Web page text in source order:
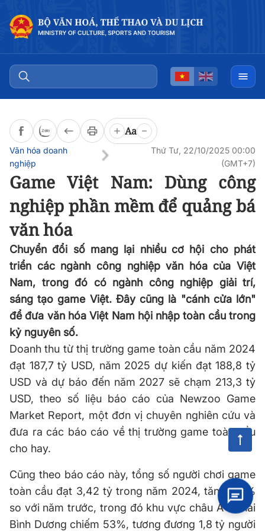
Aa
Văn hóa doanh
nghiệp
Thứ Tư, 22/10/2025 00:00
(GMT+7)
Game Việt Nam: Dùng công
nghiệp phần mềm để quảng bá
văn hóa
Chuyển đổi số mang lại nhiều cơ hội cho phát
triển các ngành công nghiệp văn hóa của Việt
Nam, trong đó có ngành công nghiệp giải trí,
sáng tạo game Việt. Đây cũng là "cánh cửa lớn"
để đưa văn hóa Việt Nam hội nhập toàn cầu trong
kỷ nguyên số.
Doanh thu từ thị trường game toàn cầu năm 2024
đạt 187,7 tỷ USD, năm 2025 dự kiến đạt 188,8 tỷ
USD và dự báo đến năm 2027 sẽ chạm 213,3 tỷ
USD, theo số liệu báo cáo của Newzoo Game
Market Report, một đơn vị chuyên nghiên cứu và
đưa ra các báo cáo về thị trường game toàn cầu
cho hay.
Cũng theo báo cáo này, tổng số người chơi game
toàn cầu đạt 3,42 tỷ trong năm 2024, tăng 4,5%
so với năm trước, trong đó khu vực châu Á - Thái
Bình Dương chiếm 53%, tương đương 1,8 tỷ người
Đọc bài